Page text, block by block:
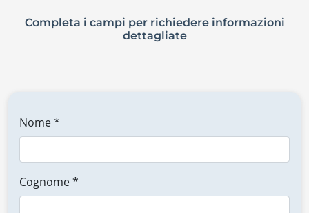
Completa i campi per richiedere informazioni
dettagliate
Nome *
Cognome *